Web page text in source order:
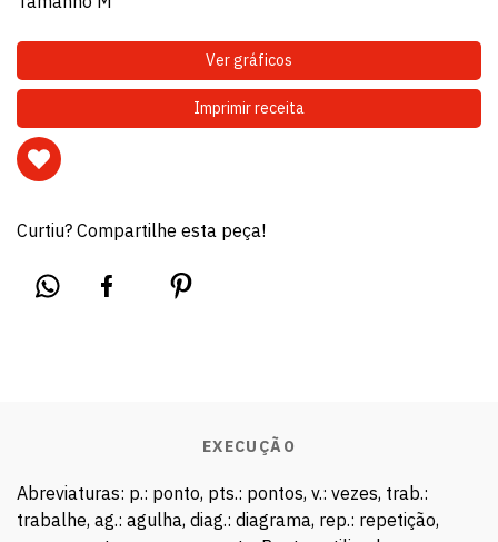
Imprimir receita
Curtiu? Compartilhe esta peça!
trabalhe, ag.: agulha, diag.: diagrama, rep.: repetição,
crochê tunisiano: ponto fantasia: siga o diag. 1. Pontos
utilizados no crochê: corr.: correntinha, p.b.: ponto baixo.